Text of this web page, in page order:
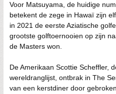
Voor Matsuyama, de huidige
betekent de zege in Hawaï zijn
in 2021 de eerste Aziatische
grootste golftoernooien op zijn
de Masters won.
De Amerikaan Scottie Scheffler,
wereldranglijst, ontbrak in The
van een kerstdiner door